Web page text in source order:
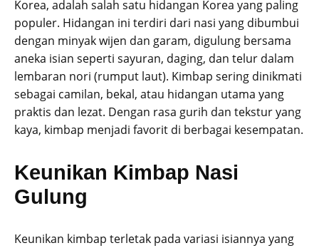
Korea, adalah salah satu hidangan Korea yang paling
populer. Hidangan ini terdiri dari nasi yang dibumbui
dengan minyak wijen dan garam, digulung bersama
aneka isian seperti sayuran, daging, dan telur dalam
lembaran nori (rumput laut). Kimbap sering dinikmati
sebagai camilan, bekal, atau hidangan utama yang
praktis dan lezat. Dengan rasa gurih dan tekstur yang
kaya, kimbap menjadi favorit di berbagai kesempatan.
Keunikan Kimbap Nasi
Gulung
Keunikan kimbap terletak pada variasi isiannya yang